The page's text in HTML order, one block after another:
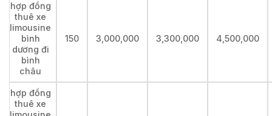
hợp đồng
thuê xe
limousine
bình
dương đi
bình
châu
150 3,000,000 3,300,000 4,500,000
hợp đồng
thuê xe